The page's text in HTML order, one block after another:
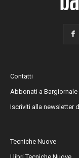
Contatti
Abbonati a Bargiornale
Iscriviti alla newsletter
Tecniche Nuove